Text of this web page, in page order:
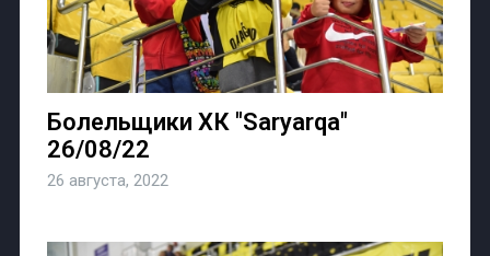
Болельщики ХК "Saryarqa"
26/08/22
26 августа, 2022